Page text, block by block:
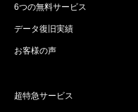
6つの無料サービス
データ復旧実績
お客様の声
超特急サービス